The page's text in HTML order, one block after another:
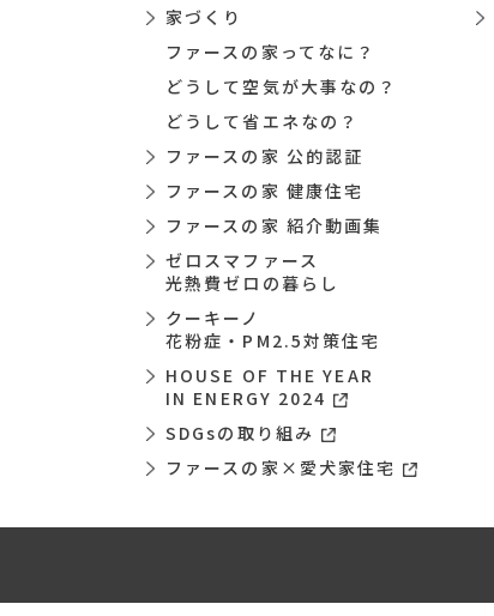
家づくり
ファースの家ってなに？
どうして空気が大事なの？
どうして省エネなの？
ファースの家 公的認証
ファースの家 健康住宅
ファースの家 紹介動画集
ゼロスマファース
光熱費ゼロの暮らし
クーキーノ
花粉症・PM2.5対策住宅
HOUSE OF THE YEAR
IN ENERGY 2024
SDGsの取り組み
ファースの家×愛犬家住宅